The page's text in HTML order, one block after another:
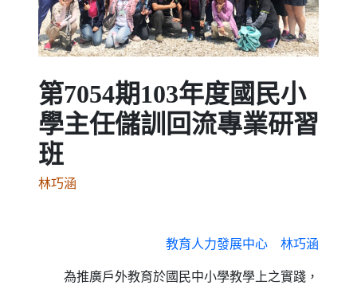
第7054期103年度國民小
學主任儲訓回流專業研習
班
林巧涵
教育人力發展中心 林巧涵
為推廣戶外教育於國民中小學教學上之實踐，